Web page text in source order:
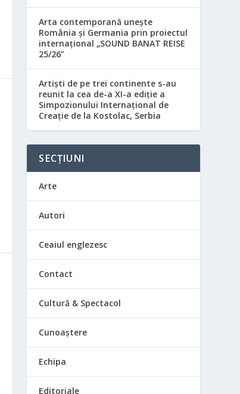
Arta contemporană unește
România și Germania prin proiectul
internațional „SOUND BANAT REISE
25/26”
Artiști de pe trei continente s-au
reunit la cea de-a XI-a ediție a
Simpozionului Internațional de
Creație de la Kostolac, Serbia
SECȚIUNI
Arte
Autori
Ceaiul englezesc
Contact
Cultură & Spectacol
Cunoaștere
Echipa
Editoriale